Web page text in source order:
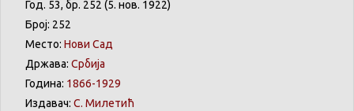
Год. 53, бр. 252 (5. нов. 1922)
Број: 252
Место: Нови Сад
Држава: Србија
Година: 1866-1929
Издавач: С. Милетић